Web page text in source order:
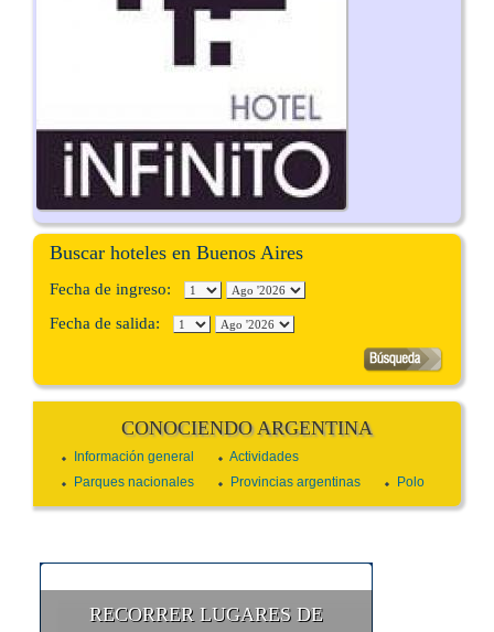
Buscar hoteles en Buenos Aires
Fecha de ingreso:
Fecha de salida:
CONOCIENDO ARGENTINA
Información general
Actividades
Parques nacionales
Provincias argentinas Polo
RECORRER LUGARES DE